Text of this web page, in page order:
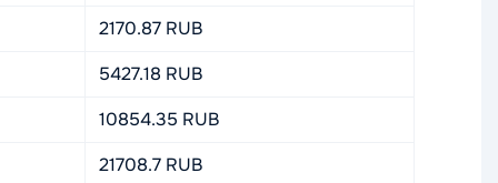
2170.87 RUB
5427.18 RUB
10854.35 RUB
21708.7 RUB